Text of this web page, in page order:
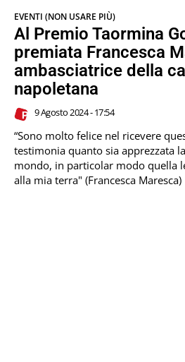
EVENTI (NON USARE PIÙ)
Al Premio Taormina
premiata Francesca
ambasciatrice della
napoletana
9 Agosto 2024 - 17:54
“Sono molto felice nel ricevere
testimonia quanto sia apprezzata
mondo, in particolar modo quella
alla mia terra" (Francesca Maresca)